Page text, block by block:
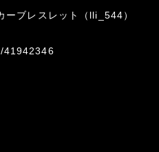
ブレスレット（lli_544）
41942346